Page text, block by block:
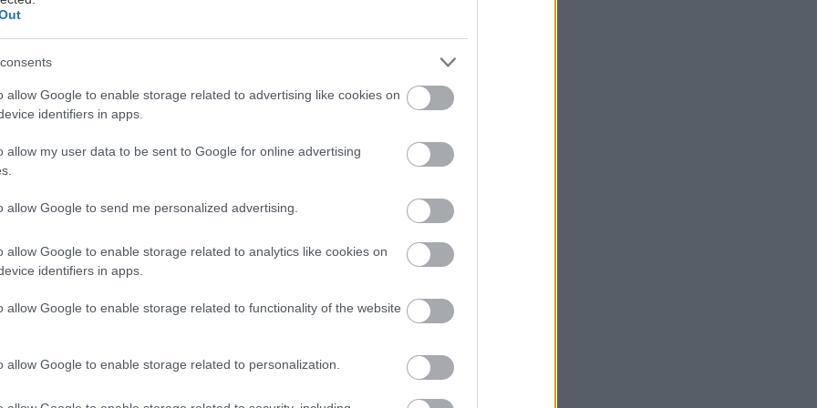
allow Google to enable storage related to advertising like cookies on
identifiers in apps.
allow my user data to be sent to Google for online advertising
allow Google to send me personalized advertising.
allow Google to enable storage related to analytics like cookies on
identifiers in apps.
allow Google to enable storage related to functionality of the website
allow Google to enable storage related to personalization.
του παιδόφιλου προπονητή Νίκου Σειραγάκη στη Νέα
προχώρησε η Αστυνομία.
πως ο Νίκος Σειραγάκης είχε καταδικαστεί σε κάθειρξη
ποινή τα 25 χρόνια- για παιδεραστία σε βάρος 36 ανήλικων
της Κρήτης και είχε αποφυλακιστεί στα 12,5 χρόνια.
Αστυνομία, ο καταδικασθείς συνελήφθη ξανά επειδή σε βάρος του
η υπ’ αριθ. 3554/2023 από 09/06/2023 παραγγελία της
Ναυπλίου, η οποία διέτασσε τη σύλληψή του, καθώς και τη
του δυνάμει της υπ’ αριθ. 110,123,124/2016 από 10/11/2026
Ορκωτού Εφετείου Πειραιώς και οδηγήθηκε σήμερα στην
αναίρεση στο βούλευμα με το οποίο αποφυλακίστηκε με